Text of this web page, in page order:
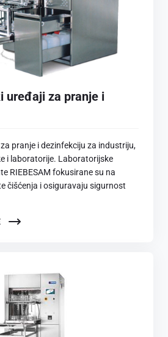
uređaji za pranje i
pranje i dezinfekciju za industriju,
i laboratorije. Laboratorijske
RIEBESAM fokusirane su na
čišćenja i osiguravaju sigurnost